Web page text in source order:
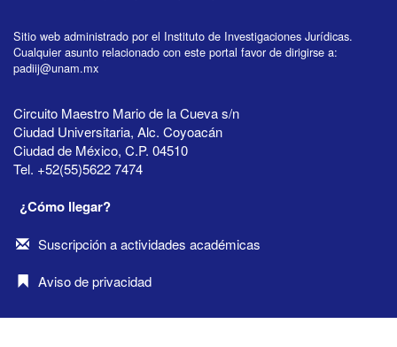
Sitio web administrado por el Instituto de Investigaciones Jurídicas.
Cualquier asunto relacionado con este portal favor de dirigirse a:
padiij@unam.mx
Circuito Maestro Mario de la Cueva s/n
Ciudad Universitaria, Alc. Coyoacán
Ciudad de México, C.P. 04510
Tel. +52(55)5622 7474
¿Cómo llegar?
Suscripción a actividades académicas
Aviso de privacidad